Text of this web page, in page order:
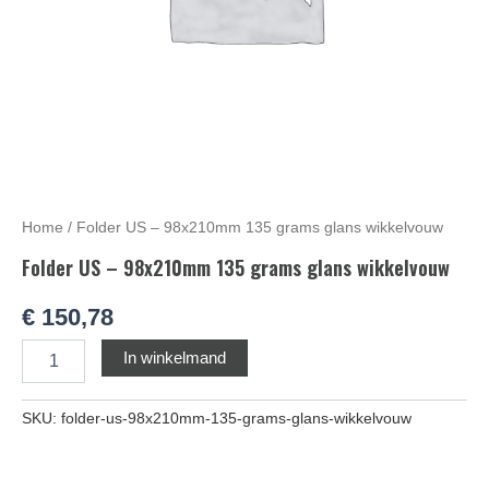
Home / Folder US – 98x210mm 135 grams glans wikkelvouw
Folder US – 98x210mm 135 grams glans wikkelvouw
€ 150,78
In winkelmand
SKU: folder-us-98x210mm-135-grams-glans-wikkelvouw